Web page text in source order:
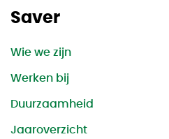
Saver
Wie we zijn
Werken bij
Duurzaamheid
Jaaroverzicht